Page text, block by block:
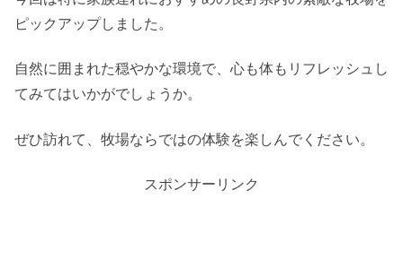
ピックアップしました。
自然に囲まれた穏やかな環境で、心も体もリフレッシュし
てみてはいかがでしょうか。
ぜひ訪れて、牧場ならではの体験を楽しんでください。
スポンサーリンク